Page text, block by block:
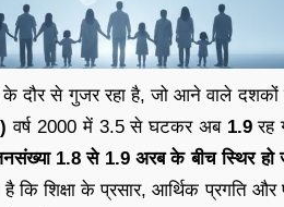
के दौर से गुजर रहा है, जो आने वाले
वर्ष 2000 में 3.5 से घटकर अब 1.9रह
1.8 से 1.9 अरब के बीच स्थिर हो
है कि शिक्षा के प्रसार, आर्थिक